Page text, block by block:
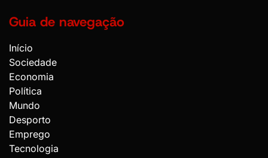
Guia de navegação
Início
Sociedade
Economia
Política
Mundo
Desporto
Emprego
Tecnologia